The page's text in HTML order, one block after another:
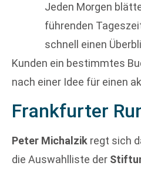
Jeden Morgen
führenden
schnell einen
Kunden ein bestimmtes
nach einer Idee für einen
Frankfurter
Peter Michalzik regt sich
die Auswahlliste der